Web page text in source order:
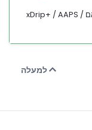
אחסון בגרמניה · תואם GDPR · URL משלך · תואם xDrip+ / AAPS /
למעלה